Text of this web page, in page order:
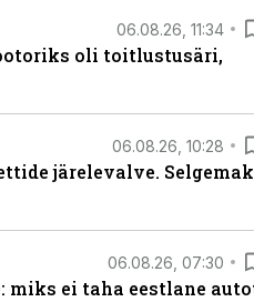
06.08.26, 11:34
oli toitlustusäri,
06.08.26, 10:28
järelevalve.
06.08.26, 07:30
miks ei taha eestlane